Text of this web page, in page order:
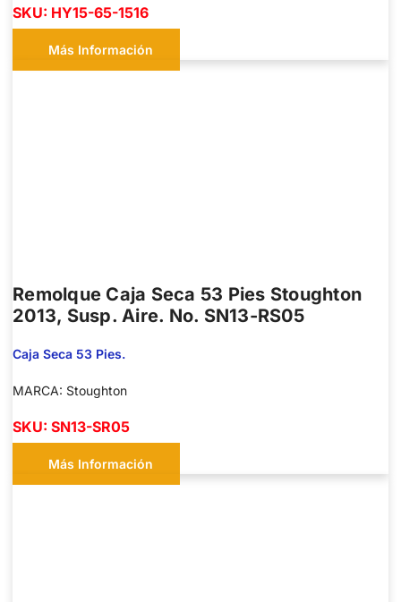
SKU: HY15-65-1516
Más Información
Remolque Caja Seca 53 Pies Stoughton
2013, Susp. Aire. No. SN13-RS05
Caja Seca 53 Pies.
MARCA: Stoughton
SKU: SN13-SR05
Más Información